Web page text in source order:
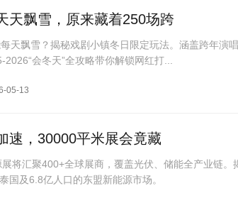
天飘雪，原来藏着250场跨
天飘雪？揭秘戏剧小镇冬日限定玩法。涵盖跨年演
会冬天”全攻略带你解锁网红打...
05-13
速，30000平米展会竟藏
将汇聚400+全球展商，覆盖光伏、储能全产业链
国及6.8亿人口的东盟新能源市场。